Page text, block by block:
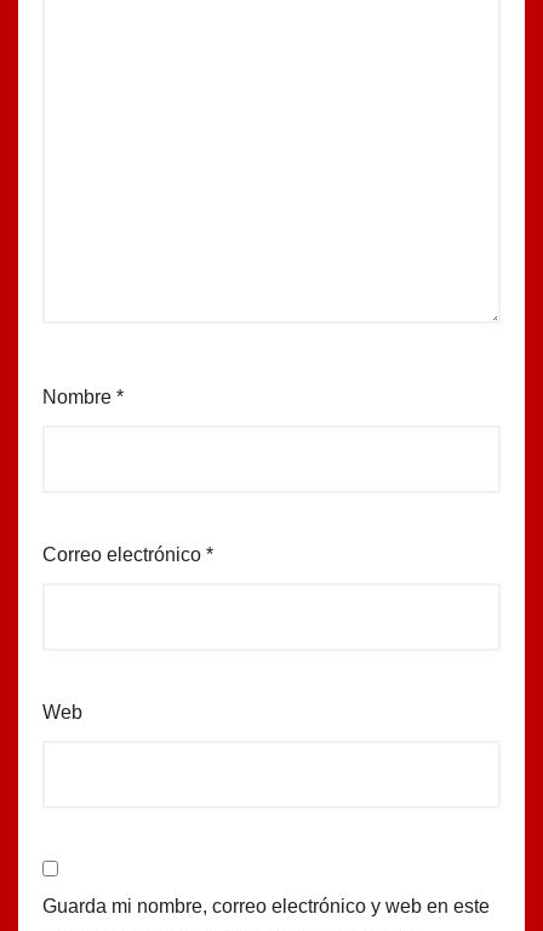
Nombre *
Correo electrónico *
Web
Guarda mi nombre, correo electrónico y web en este